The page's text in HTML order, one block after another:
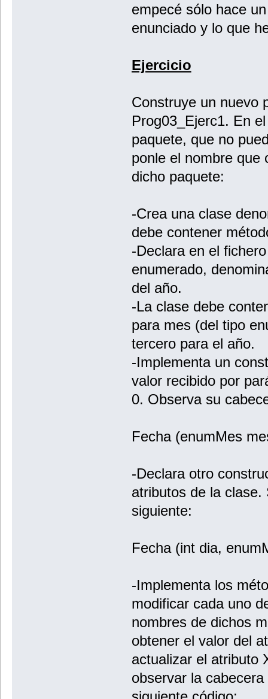
empecé sólo hace
enunciado y lo que
Ejercicio
Construye un nuevo
Prog03_Ejerc1. En
paquete, que no
ponle el nombre que
dicho paquete:
-Crea una clase
debe contener
-Declara en el
enumerado,
del año.
-La clase debe
para mes (del tipo
tercero para el año.
-Implementa un
valor recibido por
0. Observa su
Fecha (enumMes
-Declara otro
atributos de la
siguiente:
Fecha (int dia,
-Implementa los
modificar cada uno
nombres de dichos
obtener el valor del
actualizar el atributo
observar la